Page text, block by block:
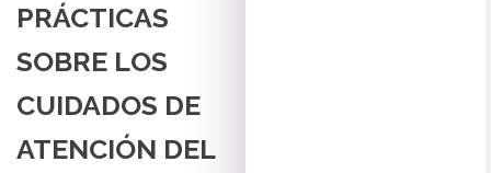
PRÁCTICAS
SOBRE LOS
CUIDADOS DE
ATENCIÓN DEL